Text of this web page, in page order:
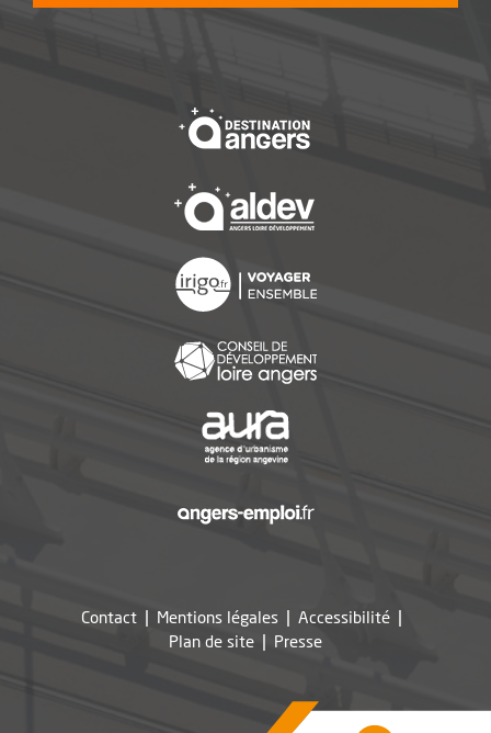
Contact Mentions légales
Accessibilité
Plan de site
Presse, Ouvre une nouvelle